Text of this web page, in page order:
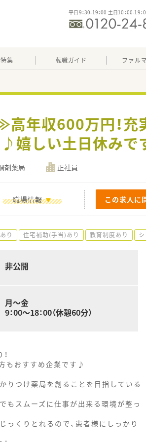
平日9：30-19：00 土日10：00-19
集 転職ガイド ファル
年収600万円！
嬉しい土日休みで
剤薬局 正社員
職場情報 この求人に
り 住宅補助(手当)あり 教育制度あり
非公開
月～金
9：00～18：00（休憩60分）
もおすすめ企業です♪
りつけ薬局を創ることを目指している
もスムーズに仕事が出来る環境が整っ
くりとれるので、患者様にしっかり